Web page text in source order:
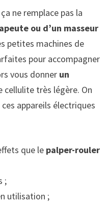
ne remplace pas la
ou d’un masseur
petites machines de
pour accompagner
vous donnerun
cellulite très légère. On
appareils électriques
que le palper-rouler
;
utilisation ;